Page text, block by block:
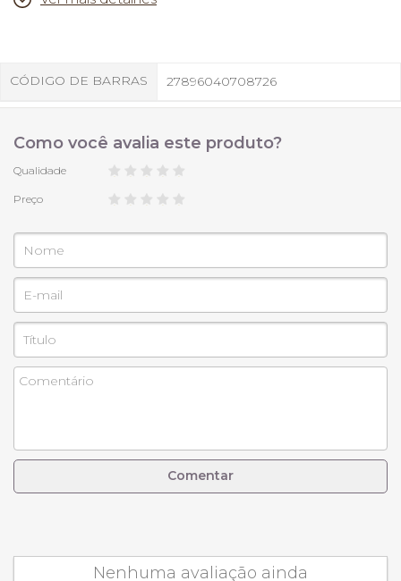
CÓDIGO DE BARRAS 27896040708726
Como você avalia este produto?
Qualidade
Preço
Comentar
Nenhuma avaliação ainda